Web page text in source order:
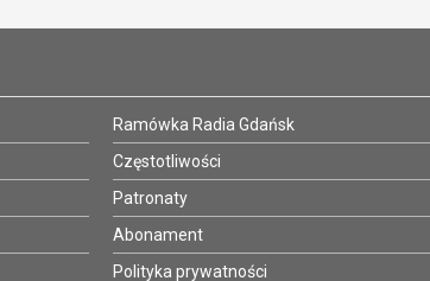
Ramówka Radia Gdańsk
Częstotliwości
Patronaty
Abonament
Polityka prywatności